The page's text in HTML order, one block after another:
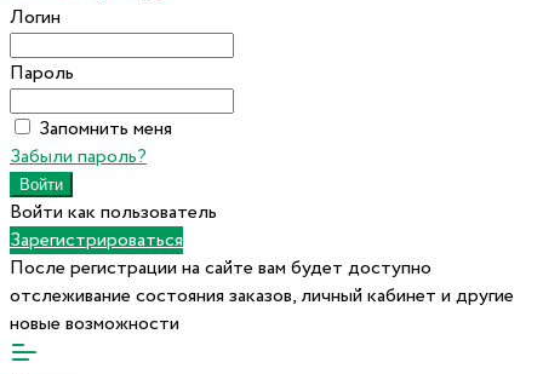
Логин
Пароль
Запомнить меня
Забыли пароль?
Войти как пользователь
Зарегистрироваться
После регистрации на сайте вам будет доступно
отслеживание состояния заказов, личный кабинет и другие
новые возможности